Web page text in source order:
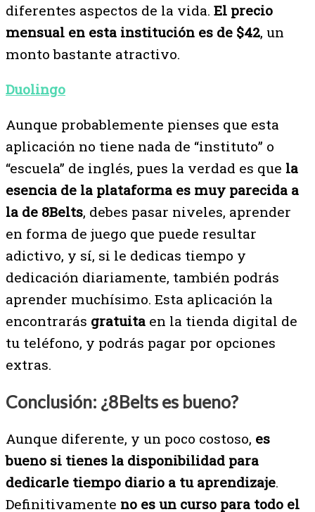
diferentes aspectos de la vida. El precio
mensual en esta institución es de $42, un
monto bastante atractivo.
Duolingo
Aunque probablemente pienses que esta
aplicación no tiene nada de “instituto” o
“escuela” de inglés, pues la verdad es que la
esencia de la plataforma es muy parecida a
la de 8Belts, debes pasar niveles, aprender
en forma de juego que puede resultar
adictivo, y sí, si le dedicas tiempo y
dedicación diariamente, también podrás
aprender muchísimo. Esta aplicación la
encontrarás gratuita en la tienda digital de
tu teléfono, y podrás pagar por opciones
extras.
Conclusión: ¿8Belts es bueno?
Aunque diferente, y un poco costoso, es
bueno si tienes la disponibilidad para
dedicarle tiempo diario a tu aprendizaje.
Definitivamente no es un curso para todo el